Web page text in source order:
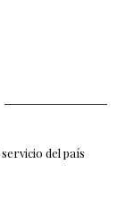
del país